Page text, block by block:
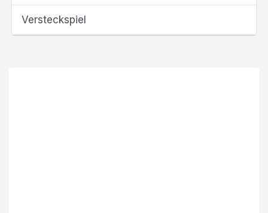
Versteckspiel